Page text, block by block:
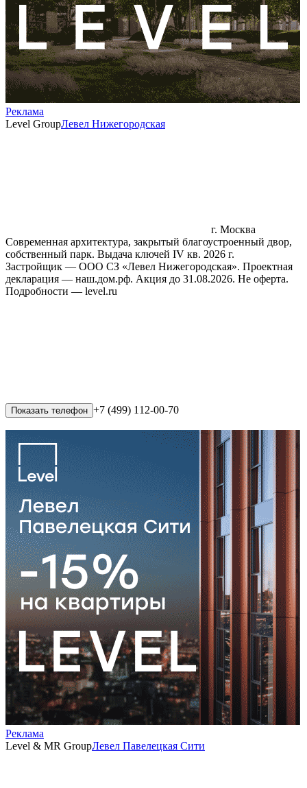
Реклама
Level GroupЛевел Нижегородская
г. Москва
Современная архитектура, закрытый благоустроенный двор,
собственный парк. Выдача ключей IV кв. 2026 г.
Застройщик — ООО СЗ «Левел Нижегородская». Проектная
декларация — наш.дом.рф. Акция до 31.08.2026. Не оферта.
Подробности — level.ru
Показать телефон +7 (499) 112-00-70
Реклама
Level & MR GroupЛевел Павелецкая Сити